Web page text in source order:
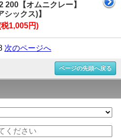
200【オムニクレー】
シックス)】
1,005円)
次のページへ
ページの先頭へ戻る